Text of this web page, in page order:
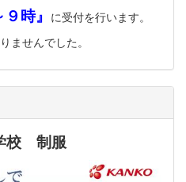
時』 に受付を行います。
ませんでした。
校 制服